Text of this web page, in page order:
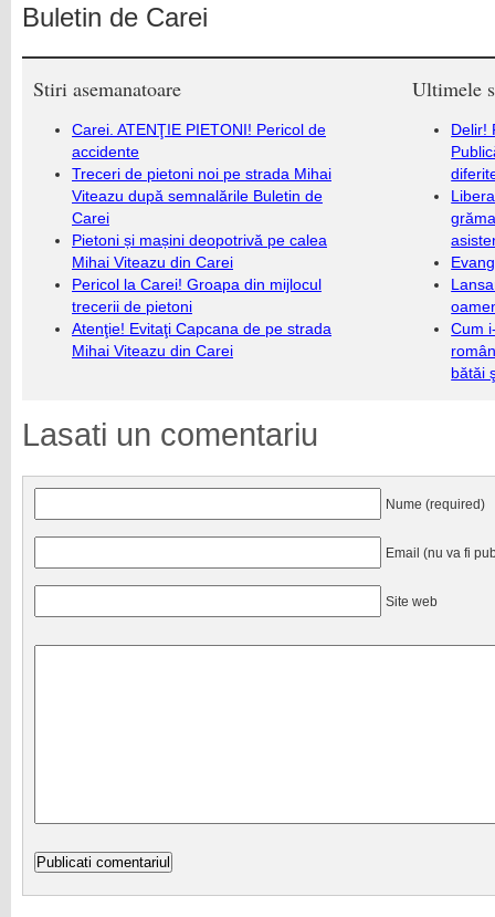
Buletin de Carei
Stiri asemanatoare
Carei. ATENŢIE PIETONI! Pericol de
accidente
Treceri de pietoni noi pe strada Mihai
Viteazu după semnalările Buletin de
Carei
Pietoni și mașini deopotrivă pe calea
Mihai Viteazu din Carei
Pericol la Carei! Groapa din mijlocul
trecerii de pietoni
Atenţie! Evitaţi Capcana de pe strada
Mihai Viteazu din Carei
Ultimele
Delir!
Cum
bătăi
Lasati un comentariu
Nume (required)
Email (nu va fi
Site web